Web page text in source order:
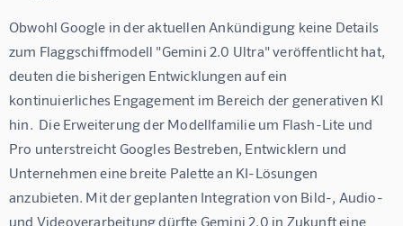
Obwohl Google in der aktuellen Ankündigung keine Details
zum Flaggschiffmodell "Gemini 2.0 Ultra" veröffentlicht hat,
deuten die bisherigen Entwicklungen auf ein
kontinuierliches Engagement im Bereich der generativen KI
hin.  Die Erweiterung der Modellfamilie um Flash-Lite und
Pro unterstreicht Googles Bestreben, Entwicklern und
Unternehmen eine breite Palette an KI-Lösungen
anzubieten. Mit der geplanten Integration von Bild-, Audio-
und Videoverarbeitung dürfte Gemini 2.0 in Zukunft eine